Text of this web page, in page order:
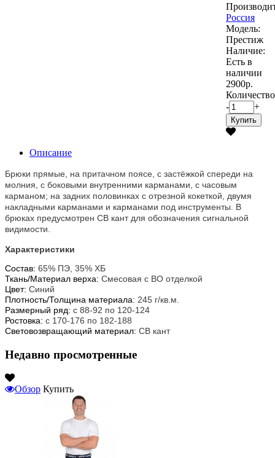
Россия
Модель:
Престиж
Наличие:
Есть в
наличии
2900р.
Количество
-
+
Купить
Описание
Брюки прямые, на притачном поясе, с застёжкой спереди на
молния, с боковыми внутренними карманами, с часовым
карманом; на задних половинках с отрезной кокеткой, двумя
накладными карманами и карманами под инструменты. В
брюках предусмотрен СВ кант для обозначения сигнальной
видимости.
Характеристики
Состав: 65% ПЭ, 35% ХБ
Ткань/Материал верха: Смесовая с ВО отделкой
Цвет: Синий
Плотность/Толщина материала: 245 г/кв.м.
Размерный ряд: с 88-92 по 120-124
Ростовка: с 170-176 по 182-188
Световозвращающий материал: СВ кант
Недавно просмотренные
Обзор Купить